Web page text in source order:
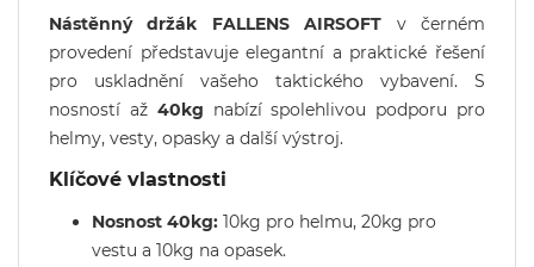
Nástěnný držák FALLENS AIRSOFT v černém
provedení představuje elegantní a praktické řešení
pro uskladnění vašeho taktického vybavení. S
nosností až 40kg nabízí spolehlivou podporu pro
helmy, vesty, opasky a další výstroj.
Klíčové vlastnosti
Nosnost 40kg: 10kg pro helmu, 20kg pro
vestu a 10kg na opasek.